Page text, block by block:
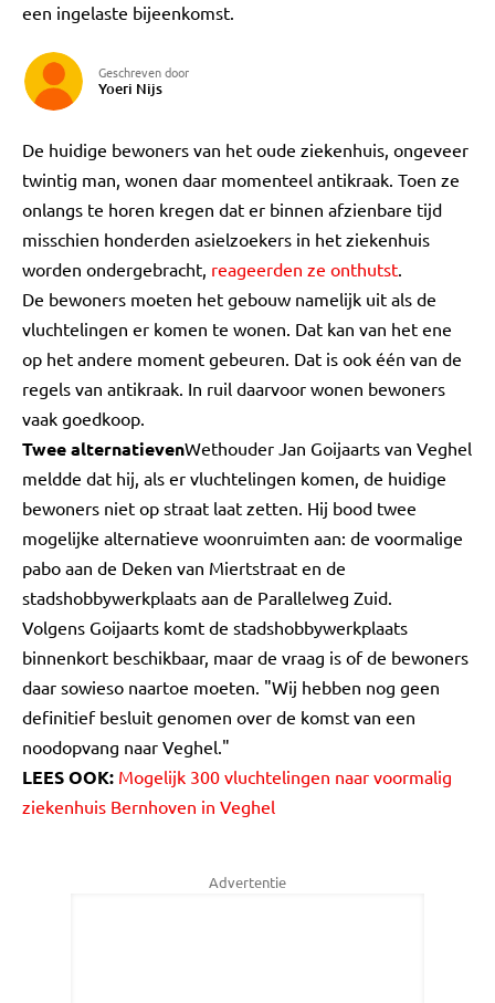
een ingelaste bijeenkomst.
Geschreven door
Yoeri Nijs
De huidige bewoners van het oude ziekenhuis, ongeveer
twintig man, wonen daar momenteel antikraak. Toen ze
onlangs te horen kregen dat er binnen afzienbare tijd
misschien honderden asielzoekers in het ziekenhuis
worden ondergebracht, reageerden ze onthutst.
De bewoners moeten het gebouw namelijk uit als de
vluchtelingen er komen te wonen. Dat kan van het ene
op het andere moment gebeuren. Dat is ook één van de
regels van antikraak. In ruil daarvoor wonen bewoners
vaak goedkoop.
Twee alternatievenWethouder Jan Goijaarts van Veghel
meldde dat hij, als er vluchtelingen komen, de huidige
bewoners niet op straat laat zetten. Hij bood twee
mogelijke alternatieve woonruimten aan: de voormalige
pabo aan de Deken van Miertstraat en de
stadshobbywerkplaats aan de Parallelweg Zuid.
Volgens Goijaarts komt de stadshobbywerkplaats
binnenkort beschikbaar, maar de vraag is of de bewoners
daar sowieso naartoe moeten. "Wij hebben nog geen
definitief besluit genomen over de komst van een
noodopvang naar Veghel."
LEES OOK: Mogelijk 300 vluchtelingen naar voormalig
ziekenhuis Bernhoven in Veghel
Advertentie